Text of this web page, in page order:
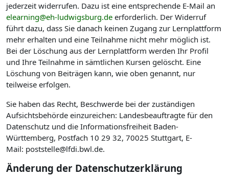
jederzeit widerrufen. Dazu ist eine entsprechende E-Mail an
elearning@eh-ludwigsburg.de erforderlich. Der Widerruf
führt dazu, dass Sie danach keinen Zugang zur Lernplattform
mehr erhalten und eine Teilnahme nicht mehr möglich ist.
Bei der Löschung aus der Lernplattform werden Ihr Profil
und Ihre Teilnahme in sämtlichen Kursen gelöscht. Eine
Löschung von Beiträgen kann, wie oben genannt, nur
teilweise erfolgen.
Sie haben das Recht, Beschwerde bei der zuständigen
Aufsichtsbehörde einzureichen: Landesbeauftragte für den
Datenschutz und die Informationsfreiheit Baden-
Württemberg, Postfach 10 29 32, 70025 Stuttgart, E-
Mail: poststelle@lfdi.bwl.de.
Änderung der Datenschutzerklärung